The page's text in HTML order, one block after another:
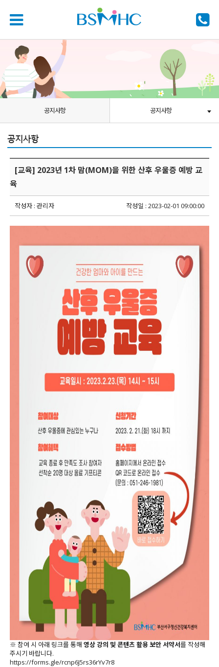
공지사항 공지사항
공지사항
[교육] 2023년 1차 맘(MOM)을 위한 산후 우울증 예방 교
육
작성자 : 관리자 작성일 : 2023-02-01 09:00:00
※ 참여 시 아래 링크를 통해 영상 강의 및 콘텐츠 활용 보안 서약서를 작성해
주시기 바랍니다.
https://forms.gle/rcnp6J5rs36rYv7r8